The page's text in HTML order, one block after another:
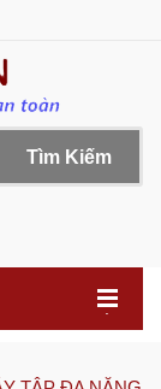
Tìm Kiếm
.